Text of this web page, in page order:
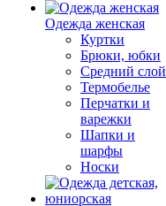
Одежда женская
Куртки
Брюки, юбки
Средний слой
Термобелье
Перчатки и
варежки
Шапки и
шарфы
Носки